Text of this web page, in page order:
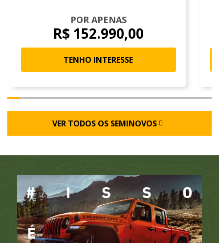
POR APENAS
R$ 152.990,00
TENHO INTERESSE
VER TODOS OS SEMINOVOS